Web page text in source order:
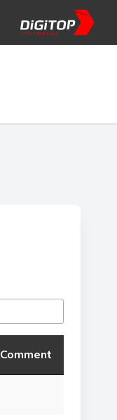
Comment